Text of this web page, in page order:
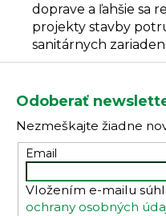
doprave a ľahšie sa
projekty stavby
sanitárnych
Odoberať
Nezmeškajte žiadne
Email
Vložením e-mailu
ochrany osobných